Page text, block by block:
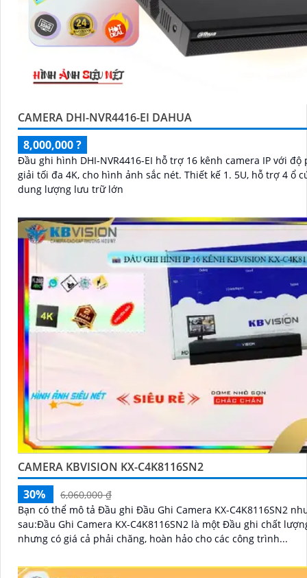
CAMERA DHI-NVR4416-EI DAHUA
8,000,000 ?
Đầu ghi hình DHI-NVR4416-EI hỗ trợ 16 kênh camera IP với độ
giải tối đa 4K, cho hình ảnh sắc nét. Thiết kế 1. 5U, hỗ trợ 4 ổ cứng HDD,
dung lượng lưu trữ lớn
CAMERA KBVISION KX-C4K8116SN2
30%
6,060,000 ₫
Bạn có thể mô tả Đầu ghi Đầu Ghi Camera KX-C4K8116SN2
sau:Đầu Ghi Camera KX-C4K8116SN2 là một Đầu ghi chất
nhưng có giá cả phải chăng, hoàn hảo cho các công trình...